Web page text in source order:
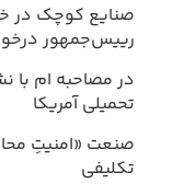
صنایع کوچک در
رییس‌جمهور
در مصاحبه ام با
تحمیلی آمریکا
صنعت «امنیتِ
تکلیفی